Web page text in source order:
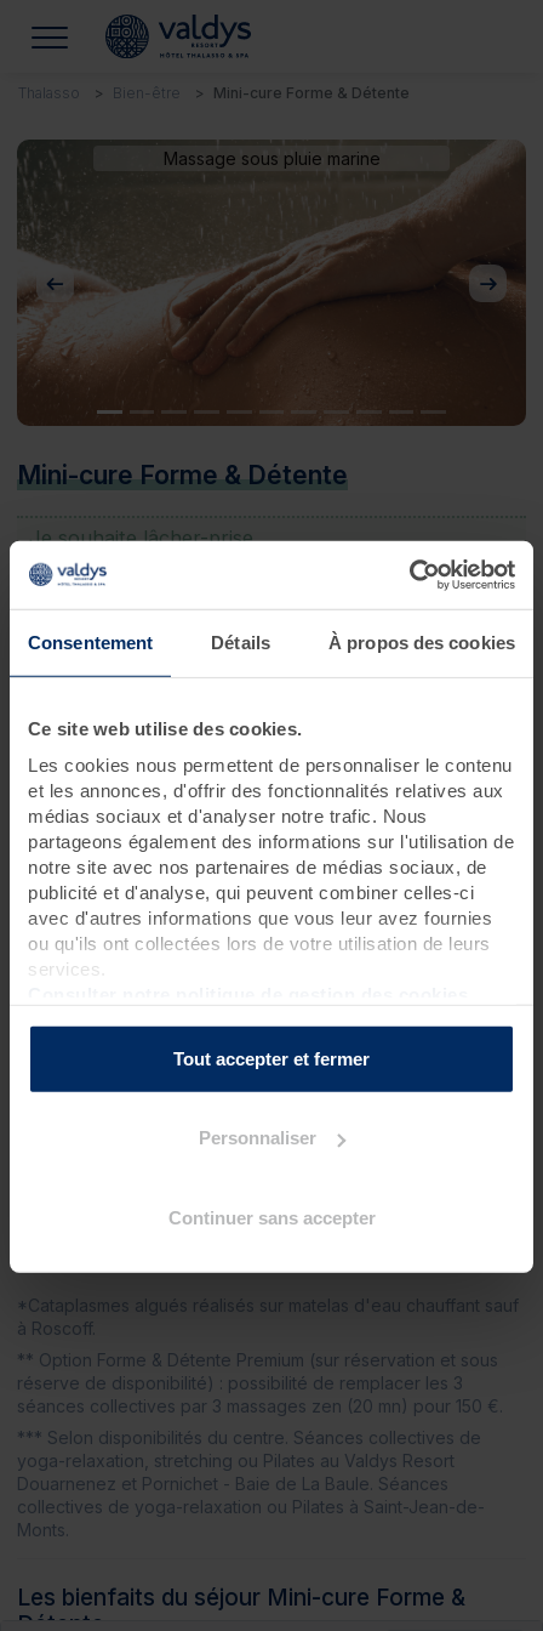
Consentement Détails À propos des cookies
Ce site web utilise des cookies.
Les cookies nous permettent de personnaliser le contenu
et les annonces, d'offrir des fonctionnalités relatives aux
médias sociaux et d'analyser notre trafic. Nous
partageons également des informations sur l'utilisation de
notre site avec nos partenaires de médias sociaux, de
publicité et d'analyse, qui peuvent combiner celles-ci
avec d'autres informations que vous leur avez fournies
ou qu'ils ont collectées lors de votre utilisation de leurs
services.
Tout accepter et fermer
Personnaliser
Continuer sans accepter
Thalasso Bien-être Mini-cure Forme & Détente
Massage sous pluie marine
Précédent
Mini-cure Forme & Détente
Je souhaite lâcher-prise
5 jours • 20 soins
Ce séjour phare, dont le programme allie soins relaxants,
bienfaits marins et exercices de remise en forme est idéal pour
prendre soin de soi, se reposer et faire le plein d’énergie.
Programme des soins
Soins thalasso
2 pluies marines ?
1 douche à jet massant (protocole du Docteur Bagot)
2 séances de cataplasmes algués* ?
5 bains hydromassants aux cristaux de mer ou à la gelée
d'algues ?
Soins spa
1 massage sous pluie marine (15 mn)
2 séances d'activités aquatiques**
*Cataplasmes algués réalisés sur matelas d'eau chauffant sauf
à Roscoff.
** Option Forme & Détente Premium (sur réservation et sous
réserve de disponibilité) : possibilité de remplacer les 3
séances collectives par 3 massages zen (20 mn) pour 150 €.
*** Selon disponibilités du centre. Séances collectives de
yoga-relaxation, stretching ou Pilates au Valdys Resort
Douarnenez et Pornichet - Baie de La Baule. Séances
collectives de yoga-relaxation ou Pilates à Saint-Jean-de-
Monts.
Les bienfaits du séjour Mini-cure Forme &
Détente